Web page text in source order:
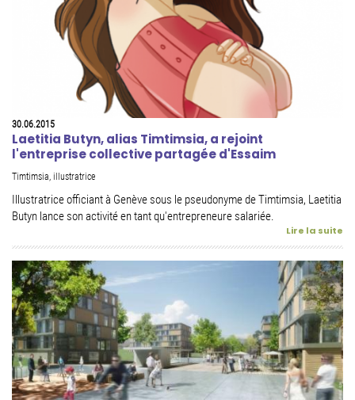
30.06.2015
Laetitia Butyn, alias Timtimsia, a rejoint
l'entreprise collective partagée d'Essaim
Timtimsia, illustratrice
Illustratrice officiant à Genève sous le pseudonyme de Timtimsia, Laetitia
Butyn lance son activité en tant qu'entrepreneure salariée.
Lire la suite